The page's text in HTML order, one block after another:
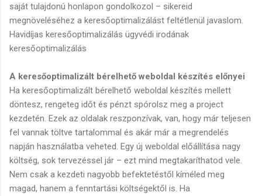
saját tulajdonú honlapon gondolkozol – sikereid
megnöveléséhez a keresőoptimalizálást feltétlenül javaslom.
Havidíjas keresőoptimalizálás ügyvédi irodának
keresőoptimalizálás
A keresőoptimalizált bérelhető weboldal készítés előnyei
Ha keresőoptimalizált bérelhető weboldal készítés mellett
döntesz, rengeteg időt és pénzt spórolsz meg a project
kezdetén. Ezek az oldalak reszponzívak, van, hogy már teljesen
fel vannak töltve tartalommal és akár már a megrendelés
napján használatba veheted. Egy új weboldal előállítása nagy
költség, sok tervezéssel jár – ezt mind megtakaríthatod vele.
Nem csak a kezdeti nagyobb befektetéstől kíméled meg
magad, hanem a fenntartási költségektől is. Ha